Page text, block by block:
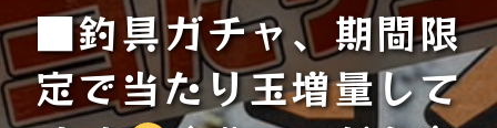
■釣具ガチャ、期間限
定で当たり玉増量して